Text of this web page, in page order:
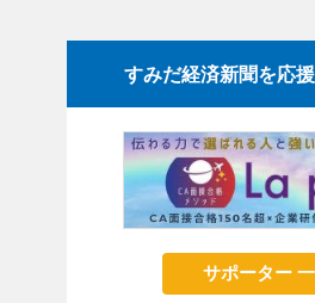
すみだ経済新聞を応
サポーター